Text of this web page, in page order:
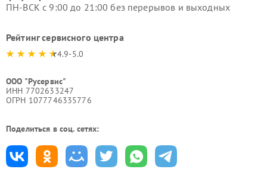
ПН-ВСК с 9:00 до 21:00 без перерывов и выходных
Рейтинг сервисного центра
4.9-5.0
ООО "Русервис"
ИНН 7702633247
ОГРН 1077746335776
Поделиться в соц. сетях: